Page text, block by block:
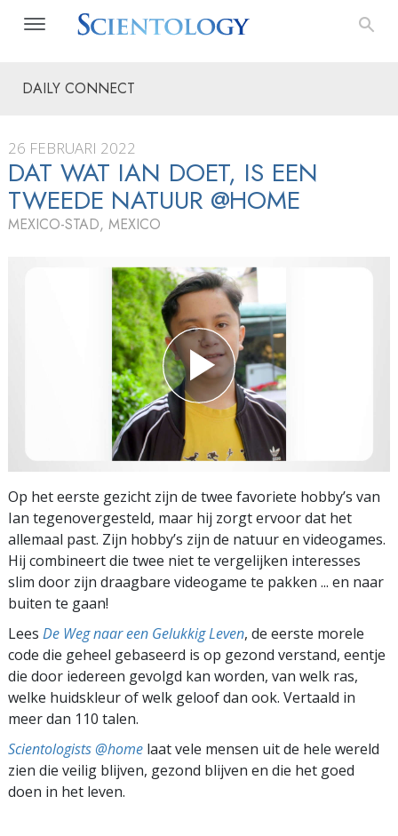
DAILY CONNECT
26 FEBRUARI 2022
DAT WAT IAN DOET, IS EEN
TWEEDE NATUUR @HOME
MEXICO-STAD, MEXICO
Op het eerste gezicht zijn de twee favoriete hobby’s van
Ian tegenovergesteld, maar hij zorgt ervoor dat het
allemaal past. Zijn hobby’s zijn de natuur en videogames.
Hij combineert die twee niet te vergelijken interesses
slim door zijn draagbare videogame te pakken ... en naar
buiten te gaan!
Lees De Weg naar een Gelukkig Leven, de eerste morele
code die geheel gebaseerd is op gezond verstand, eentje
die door iedereen gevolgd kan worden, van welk ras,
welke huidskleur of welk geloof dan ook. Vertaald in
meer dan 110 talen.
Scientologists @home laat vele mensen uit de hele wereld
zien die veilig blijven, gezond blijven en die het goed
doen in het leven.